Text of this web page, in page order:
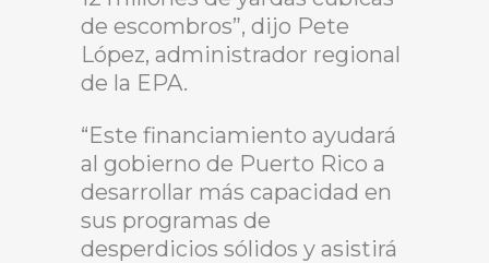
de escombros”, dijo Pete
López, administrador regional
de la EPA.
“Este financiamiento ayudará
al gobierno de Puerto Rico a
desarrollar más capacidad en
sus programas de
desperdicios sólidos y asistirá